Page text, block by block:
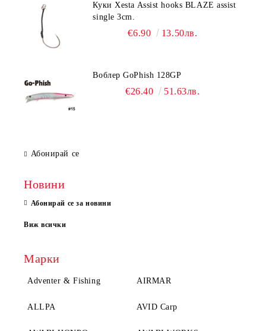
Куки Xesta Assist hooks BLAZE assist
single 3cm.
€6.90 13.50лв.
Воблер GoPhish 128GP
€26.40 51.63лв.
Абонирай се
Новини
Абонирай се за новини
Виж всички
Марки
Adventer & Fishing AIRMAR
ALLPA AVID Carp